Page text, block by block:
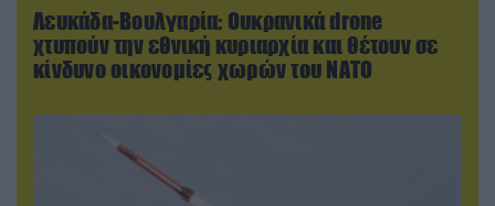
Λευκάδα-Βουλγαρία: Ουκρανικά drone
χτυπούν την εθνική κυριαρχία και θέτουν σε
κίνδυνο οικονομίες χωρών του ΝΑΤΟ